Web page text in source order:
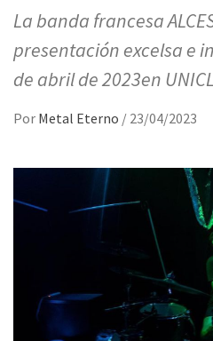
La banda francesa
presentación excelsa e
de abril de 2023en
Por Metal Eterno / 23/04/2023